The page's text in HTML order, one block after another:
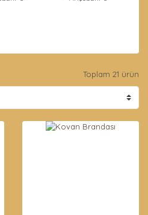
Toplam 21 ürün